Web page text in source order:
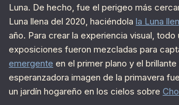
Luna. De hecho, fue el perigeo más
Luna llena del 2020, haciéndola la Luna
año. Para crear la experiencia visual, todo
exposiciones fueron mezcladas para
emergente en el primer plano y el brillante
esperanzadora imagen de la primavera
un jardín hogareño en los cielos sobre